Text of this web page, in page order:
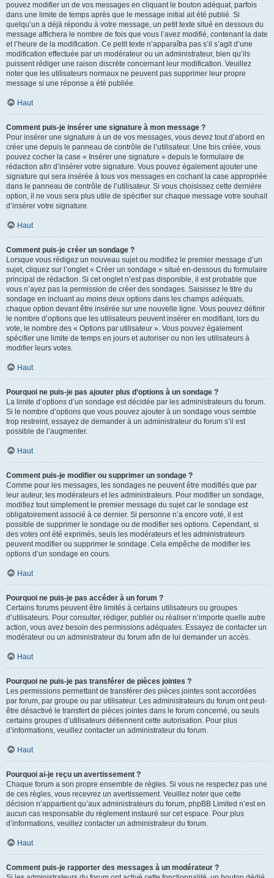
pouvez modifier un de vos messages en cliquant le bouton adéquat, parfois
dans une limite de temps après que le message initial ait été publié. Si
quelqu’un a déjà répondu à votre message, un petit texte situé en dessous du
message affichera le nombre de fois que vous l’avez modifié, contenant la date
et l’heure de la modification. Ce petit texte n’apparaîtra pas s’il s’agit d’une
modification effectuée par un modérateur ou un administrateur, bien qu’ils
puissent rédiger une raison discrète concernant leur modification. Veuillez
noter que les utilisateurs normaux ne peuvent pas supprimer leur propre
message si une réponse a été publiée.
Haut
Comment puis-je insérer une signature à mon message ?
Pour insérer une signature à un de vos messages, vous devez tout d’abord en
créer une depuis le panneau de contrôle de l’utilisateur. Une fois créée, vous
pouvez cocher la case « Insérer une signature » depuis le formulaire de
rédaction afin d’insérer votre signature. Vous pouvez également ajouter une
signature qui sera insérée à tous vos messages en cochant la case appropriée
dans le panneau de contrôle de l’utilisateur. Si vous choisissez cette dernière
option, il ne vous sera plus utile de spécifier sur chaque message votre souhait
d’insérer votre signature.
Haut
Comment puis-je créer un sondage ?
Lorsque vous rédigez un nouveau sujet ou modifiez le premier message d’un
sujet, cliquez sur l’onglet « Créer un sondage » situé en-dessous du formulaire
principal de rédaction. Si cet onglet n’est pas disponible, il est probable que
vous n’ayez pas la permission de créer des sondages. Saisissez le titre du
sondage en incluant au moins deux options dans les champs adéquats,
chaque option devant être insérée sur une nouvelle ligne. Vous pouvez définir
le nombre d’options que les utilisateurs peuvent insérer en modifiant, lors du
vote, le nombre des « Options par utilisateur ». Vous pouvez également
spécifier une limite de temps en jours et autoriser ou non les utilisateurs à
modifier leurs votes.
Haut
Pourquoi ne puis-je pas ajouter plus d’options à un sondage ?
La limite d’options d’un sondage est décidée par les administrateurs du forum.
Si le nombre d’options que vous pouvez ajouter à un sondage vous semble
trop restreint, essayez de demander à un administrateur du forum s’il est
possible de l’augmenter.
Haut
Comment puis-je modifier ou supprimer un sondage ?
Comme pour les messages, les sondages ne peuvent être modifiés que par
leur auteur, les modérateurs et les administrateurs. Pour modifier un sondage,
modifiez tout simplement le premier message du sujet car le sondage est
obligatoirement associé à ce dernier. Si personne n’a encore voté, il est
possible de supprimer le sondage ou de modifier ses options. Cependant, si
des votes ont été exprimés, seuls les modérateurs et les administrateurs
peuvent modifier ou supprimer le sondage. Cela empêche de modifier les
options d’un sondage en cours.
Haut
Pourquoi ne puis-je pas accéder à un forum ?
Certains forums peuvent être limités à certains utilisateurs ou groupes
d’utilisateurs. Pour consulter, rédiger, publier ou réaliser n’importe quelle autre
action, vous avez besoin des permissions adéquates. Essayez de contacter un
modérateur ou un administrateur du forum afin de lui demander un accès.
Haut
Pourquoi ne puis-je pas transférer de pièces jointes ?
Les permissions permettant de transférer des pièces jointes sont accordées
par forum, par groupe ou par utilisateur. Les administrateurs du forum ont peut-
être désactivé le transfert de pièces jointes dans le forum concerné, ou seuls
certains groupes d’utilisateurs détiennent cette autorisation. Pour plus
d’informations, veuillez contacter un administrateur du forum.
Haut
Pourquoi ai-je reçu un avertissement ?
Chaque forum a son propre ensemble de règles. Si vous ne respectez pas une
de ces règles, vous recevrez un avertissement. Veuillez noter que cette
décision n’appartient qu’aux administrateurs du forum, phpBB Limited n’est en
aucun cas responsable du règlement instauré sur cet espace. Pour plus
d’informations, veuillez contacter un administrateur du forum.
Haut
Comment puis-je rapporter des messages à un modérateur ?